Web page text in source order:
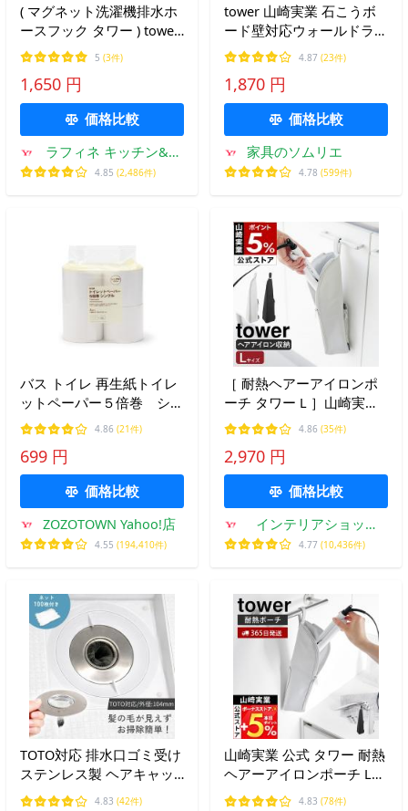
( マグネット洗濯機排水ホ
ースフック タワー ) tower
山崎実業 公式 オンライン
通販 洗濯機 整理 ホース
ランドリーフック 浮かせ
る ホースホルダー 洗濯パ
5 (3件)
1,650 円
価格比較
ラフィネ キッチン&生
活雑貨
4.85 (2,486件)
tower 山崎実業 石こうボ
ード壁対応ウォールドライ
ヤーホルダー タワー お風
呂 公式 送料無料 4508
4509 ホワイト ブラック /
ドライヤースタンド
4.87 (23件)
1,870 円
価格比較
家具のソムリエ
4.78 (599件)
バス トイレ 再生紙トイレ
ットペーパー５倍巻 シン
グル ４個入り／１個あた
り長さ２５０ｍ
4.86 (21件)
699 円
価格比較
ZOZOTOWN Yahoo!店
4.55 (194,410件)
［ 耐熱ヘアーアイロンポ
ーチ タワー L ］山崎実業
tower ヘアアイロン 収納
耐熱 ケース ホルダー
yamazaki 公式 ブラック
ライトグレー 1383 1384
4.86 (35件)
2,970 円
価格比較
インテリアショップ
roomy
4.77 (10,436件)
TOTO対応 排水口ゴミ受け
ステンレス製 ヘアキャッ
チャー お風呂用 交換ネッ
4.83 (42件)
山崎実業 公式 タワー 耐熱
ヘアーアイロンポーチ L
tower 吊り下げ収納 ファ
4.83 (78件)